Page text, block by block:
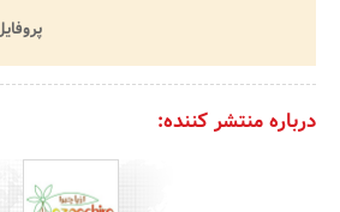
درباره منتشر کننده: